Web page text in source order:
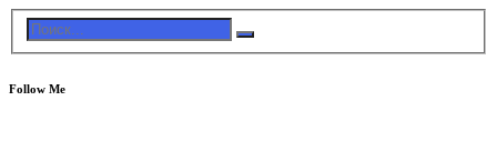
Follow Me